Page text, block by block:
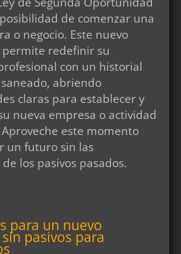
de comenzar una
o negocio. Este nuevo
permite redefinir su
con un historial
abriendo
claras para establecer y
nueva empresa o actividad
este momento
un futuro sin las
los pasivos pasados.
para un nuevo
pasivos para